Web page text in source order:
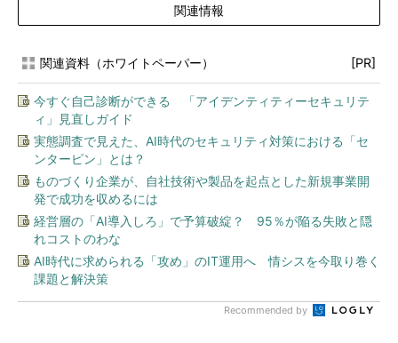
関連情報
関連資料（ホワイトペーパー） [PR]
今すぐ自己診断ができる 「アイデンティティーセキュリテ
ィ」見直しガイド
実態調査で見えた、AI時代のセキュリティ対策における「セ
ンターピン」とは？
ものづくり企業が、自社技術や製品を起点とした新規事業開
発で成功を収めるには
経営層の「AI導入しろ」で予算破綻？ 95％が陥る失敗と隠
れコストのわな
AI時代に求められる「攻め」のIT運用へ 情シスを今取り巻く
課題と解決策
Recommended by